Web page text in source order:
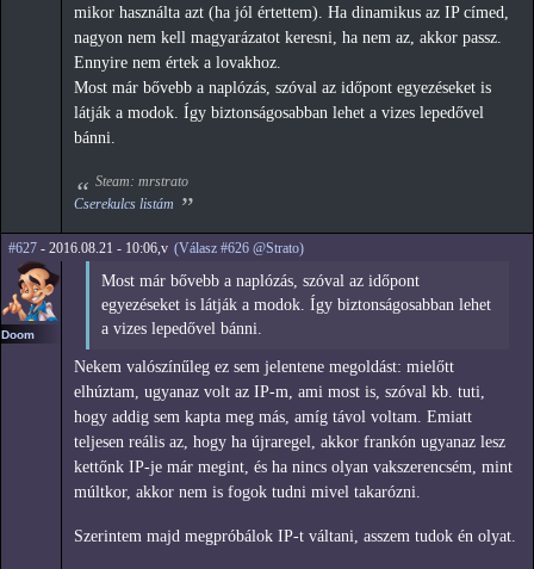
mikor használta azt (ha jól értettem). Ha dinamikus az IP címed,
nagyon nem kell magyarázatot keresni, ha nem az, akkor passz.
Ennyire nem értek a lovakhoz.
Most már bővebb a naplózás, szóval az időpont egyezéseket is
látják a modok. Így biztonságosabban lehet a vizes lepedővel
bánni.
Steam: mrstrato
Cserekulcs listám
#627 - 2016.08.21 - 10:06,v (Válasz #626 @Strato)
Doom
Most már bővebb a naplózás, szóval az időpont
egyezéseket is látják a modok. Így biztonságosabban lehet
a vizes lepedővel bánni.
Nekem valószínűleg ez sem jelentene megoldást: mielőtt
elhúztam, ugyanaz volt az IP-m, ami most is, szóval kb. tuti,
hogy addig sem kapta meg más, amíg távol voltam. Emiatt
teljesen reális az, hogy ha újraregel, akkor frankón ugyanaz lesz
kettőnk IP-je már megint, és ha nincs olyan vakszerencsém, mint
múltkor, akkor nem is fogok tudni mivel takarózni.
Szerintem majd megpróbálok IP-t váltani, asszem tudok én olyat.